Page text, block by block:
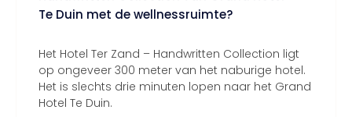
Te Duin met de wellnessruimte?
Het Hotel Ter Zand – Handwritten Collection ligt
op ongeveer 300 meter van het naburige hotel.
Het is slechts drie minuten lopen naar het Grand
Hotel Te Duin.